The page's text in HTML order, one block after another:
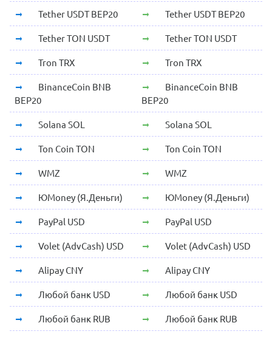
Tether USDT BEP20 Tether USDT BEP20
Tether TON USDT Tether TON USDT
Tron TRX Tron TRX
BinanceCoin BNB
BEP20
BinanceCoin BNB
BEP20
Solana SOL Solana SOL
Ton Coin TON Ton Coin TON
WMZ WMZ
ЮMoney (Я.Деньги) ЮMoney (Я.Деньги)
PayPal USD PayPal USD
Volet (AdvCash) USD Volet (AdvCash) USD
Alipay CNY Alipay CNY
Любой банк USD Любой банк USD
Любой банк RUB Любой банк RUB